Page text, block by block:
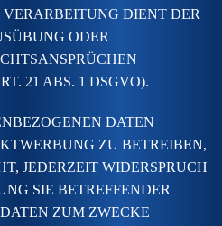
DIENT DER
ODER
21 ABS. 1 DSGVO).
DATEN
ZU BETREIBEN,
JEDERZEIT WIDERSPRUCH
SIE BETREFFENDER
ZUM ZWECKE